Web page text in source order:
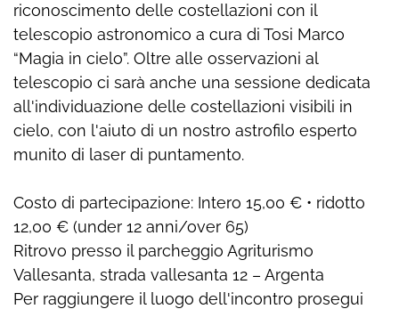
riconoscimento delle costellazioni con il
telescopio astronomico a cura di Tosi Marco
“Magia in cielo”. Oltre alle osservazioni al
telescopio ci sarà anche una sessione dedicata
all'individuazione delle costellazioni visibili in
cielo, con l'aiuto di un nostro astrofilo esperto
munito di laser di puntamento.
Costo di partecipazione: Intero 15,00 € • ridotto
12,00 € (under 12 anni/over 65)
Ritrovo presso il parcheggio Agriturismo
Vallesanta, strada vallesanta 12 – Argenta
Per raggiungere il luogo dell'incontro prosegui